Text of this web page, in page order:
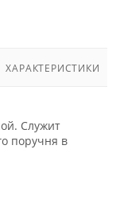
ХАРАКТЕРИСТИКИ
Служит
поручня в